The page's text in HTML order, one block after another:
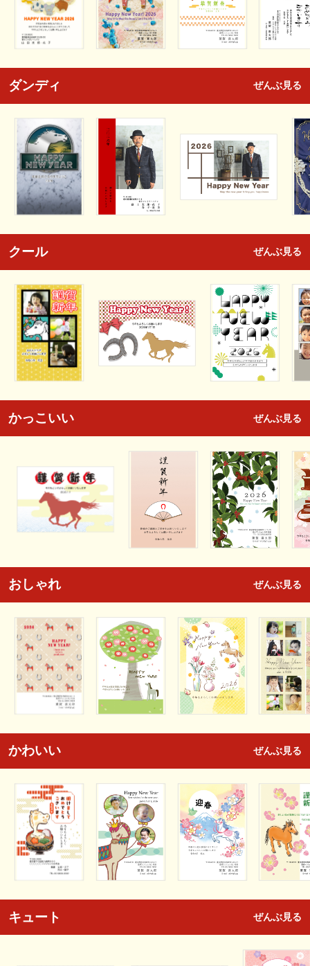
ダンディ ぜんぶ見る
クール ぜんぶ見る
かっこいい ぜんぶ見る
おしゃれ ぜんぶ見る
かわいい ぜんぶ見る
キュート ぜんぶ見る